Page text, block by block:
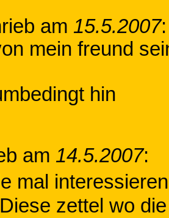
am 15.5.2007:
mein freund
hin
am 14.5.2007:
mal
zettel wo